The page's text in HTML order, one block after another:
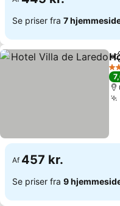
Se priser fra 7
3
Af 457 kr.
Se priser fra 9